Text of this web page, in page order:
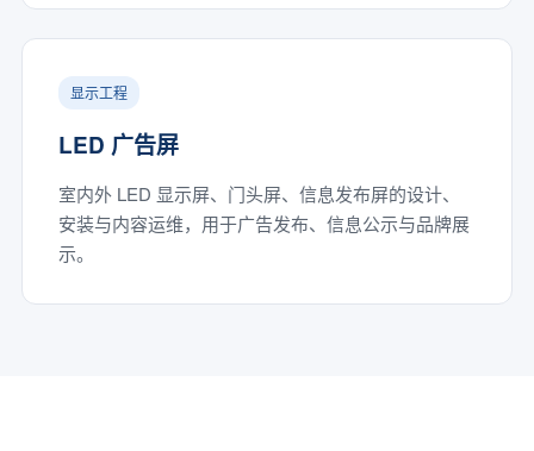
显示工程
LED 广告屏
室内外 LED 显示屏、门头屏、信息发布屏的设计、
安装与内容运维，用于广告发布、信息公示与品牌展
示。